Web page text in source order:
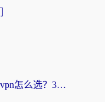
海外党必看：加速器免费vpn怎么选？3步教你无缝访问国内资源